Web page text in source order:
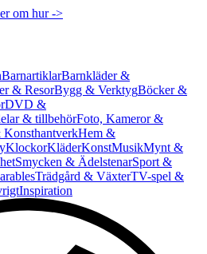
om hur ->
BarnartiklarBarnkläder &
& ResorBygg & VerktygBöcker &
DVD &
& tillbehörFoto, Kameror &
Hem &
KlockorKläderKonstMusikMynt &
Smycken & ÄdelstenarSport &
Trädgård & VäxterTV-spel &
Inspiration